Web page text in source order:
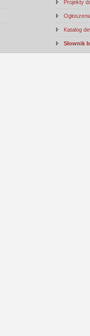
Projekty
Katalog
Słownik